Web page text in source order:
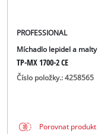
PROFESSIONAL
Míchadlo lepidel a malty
TP-MX 1700-2 CE
Číslo položky.: 4258565
Porovnat produkt